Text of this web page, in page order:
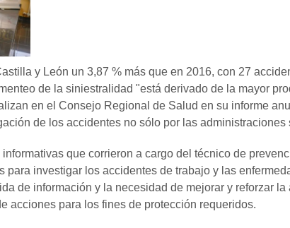
y León un 3,87 % más que en 2016, con 27
de la siniestralidad "está derivado de la mayor
en el Consejo Regional de Salud en su informe
de los accidentes no sólo por las
que corrieron a cargo del técnico de
para investigar los accidentes de trabajo y las
de información y la necesidad de mejorar y reforzar
acciones para los fines de protección requeridos.